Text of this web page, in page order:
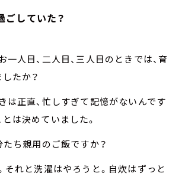
ごしていた？
一人目、二人目、三人目のときでは、育
たか？
は正直、忙しすぎて記憶がないんです
は決めていました。
たち親用のご飯ですか？
それと洗濯はやろうと。自炊はずっと